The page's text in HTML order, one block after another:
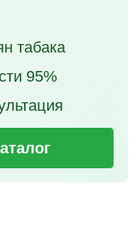
табака
95%